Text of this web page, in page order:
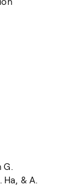
G.
Ha, & A.